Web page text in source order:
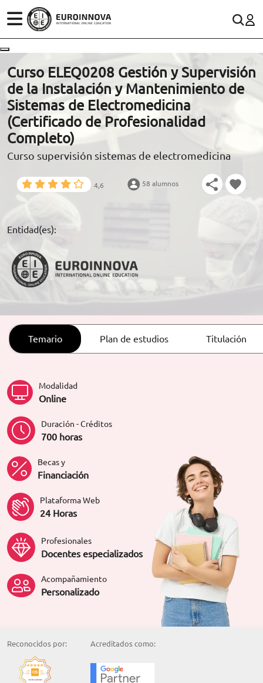
ÁREAS
ESTUDIOS
CONOCE EUROINNOVA
BECAS Y FINANCIACIÓN
ARTÍCULOS
ORIENTACIÓN LABORAL
(+34)958 050 200 (gratuito en España)
900 831 200
formacion@euroinnova.com
TRABAJA CON NOSOTROS
Curso ELEQ0208 Gestión y Supervisión
de la Instalación y Mantenimiento de
Sistemas de Electromedicina
(Certificado de Profesionalidad
Completo)
Curso supervisión sistemas de electromedicina
4,6 58 alumnos
Entidad(es):
Temario Plan de estudios Titulación
Modalidad
Online
Duración - Créditos
700 horas
Becas y
Financiación
Plataforma Web
24 Horas
Profesionales
Docentes especializados
Acompañamiento
Personalizado
Reconocidos por: Acreditados como: